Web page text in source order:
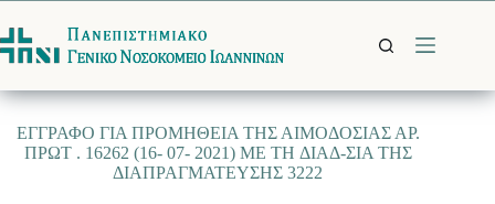
στο
περιεχόμενο
EΓΓΡΑΦΟ ΓΙΑ ΠΡΟΜΗΘΕΙΑ ΤΗΣ ΑΙΜΟΔΟΣΙΑΣ ΑΡ.
ΠΡΩΤ . 16262 (16- 07- 2021) ME TH ΔΙΑΔ-ΣΙΑ ΤΗΣ
ΔΙΑΠΡΑΓΜΑΤΕΥΣΗΣ 3222